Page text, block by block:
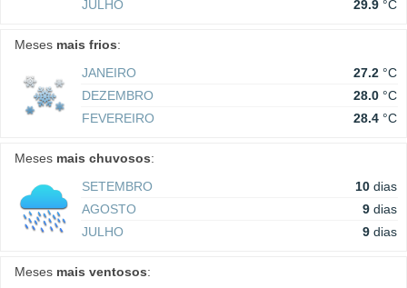
JULHO
29.9 °C
Meses mais frios:
JANEIRO
27.2 °C
DEZEMBRO
28.0 °C
FEVEREIRO
28.4 °C
Meses mais chuvosos:
SETEMBRO
10 dias
AGOSTO
9 dias
JULHO
9 dias
Meses mais ventosos: